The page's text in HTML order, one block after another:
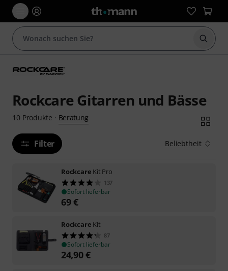
Suche
Rockcare Gitarren und Bässe
10 Produkte · Beratung
Filter Beliebtheit
Rockcare Kit Pro
137
Sofort lieferbar
69€
Rockcare Kit
87
Sofort lieferbar
24,90€